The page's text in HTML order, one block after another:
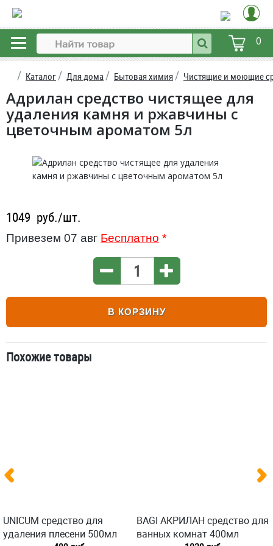
0
Каталог Для дома Бытовая химия Чистящие и моющие
Адрилан средство чистящее для
удаления камня и ржавчины с
цветочным ароматом 5л
1049 руб./шт.
Привезем 07 авг Бесплатно *
В КОРЗИНУ
Похожие товары
UNICUM средство для
удаления плесени 500мл
BAGI АКРИЛАН средство для
ванных комнат 400мл